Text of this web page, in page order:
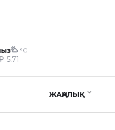
°C
5.71
ЖАҢАЛЫҚ